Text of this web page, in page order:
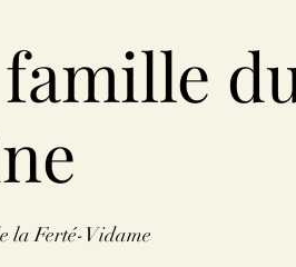
la Ferté-Vidame